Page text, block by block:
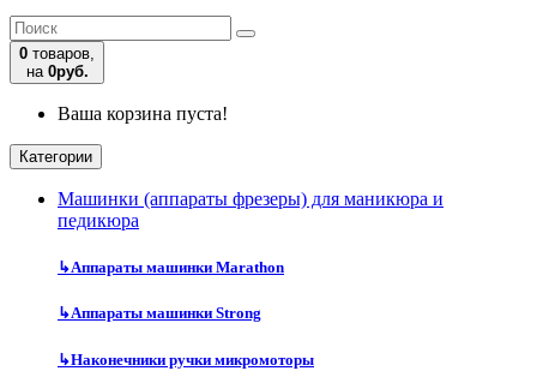
0 товаров,
на 0руб.
Ваша корзина пуста!
Категории
Машинки (аппараты фрезеры) для маникюра и
педикюра
↳Аппараты машинки Marathon
↳Аппараты машинки Strong
↳Наконечники ручки микромоторы